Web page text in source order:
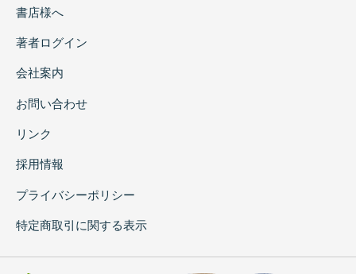
書店様へ
著者ログイン
会社案内
お問い合わせ
リンク
採用情報
プライバシーポリシー
特定商取引に関する表示